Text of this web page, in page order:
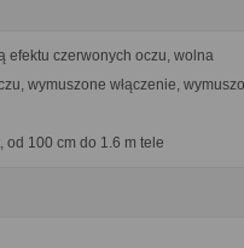
efektu czerwonych oczu, wolna
wymuszone włączenie,
od 100 cm do 1.6 m tele